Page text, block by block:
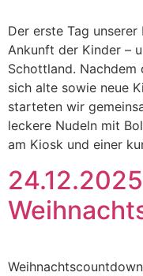
Der erste Tag
Ankunft der Kinder –
Schottland. Nachdem
sich alte sowie neue
starteten wir
leckere Nudeln mit
am Kiosk und einer